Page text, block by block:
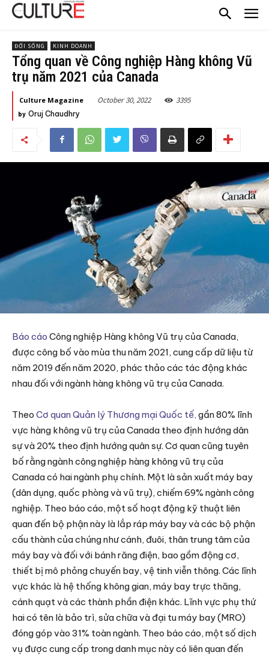
ĐỜI SỐNG KINH DOANH
Tổng quan về Công nghiệp Hàng không Vũ
trụ năm 2021 của Canada
Culture Magazine October 30, 2022 3395
by Oruj Chaudhry
Báo cáo Công nghiệp Hàng không Vũ trụ của Canada,
được công bố vào mùa thu năm 2021, cung cấp dữ liệu từ
năm 2019 đến năm 2020, phác thảo các tác động khác
nhau đối với ngành hàng không vũ trụ của Canada.
Theo Cơ quan Quản lý Thương mại Quốc tế, gần 80% lĩnh
vực hàng không vũ trụ của Canada theo định hướng dân
sự và 20% theo định hướng quân sự. Cơ quan cũng tuyên
bố rằng ngành công nghiệp hàng không vũ trụ của
Canada có hai ngành phụ chính. Một là sản xuất máy bay
(dân dụng, quốc phòng và vũ trụ), chiếm 69% ngành công
nghiệp. Theo báo cáo, một số hoạt động kỹ thuật liên
quan đến bộ phận này là lắp ráp máy bay và các bộ phận
cấu thành của chúng như cánh, đuôi, thân trung tâm của
máy bay và đối với bánh răng điện, bao gồm động cơ,
thiết bị mô phỏng chuyến bay, vệ tinh viễn thông. Các lĩnh
vực khác là hệ thống không gian, máy bay trực thăng,
cánh quạt và các thành phần điện khác. Lĩnh vực phụ thứ
hai có tên là bảo trì, sửa chữa và đại tu máy bay (MRO)
đóng góp vào 31% toàn ngành. Theo báo cáo, một số dịch
vụ được cung cấp trong danh mục này có liên quan đến